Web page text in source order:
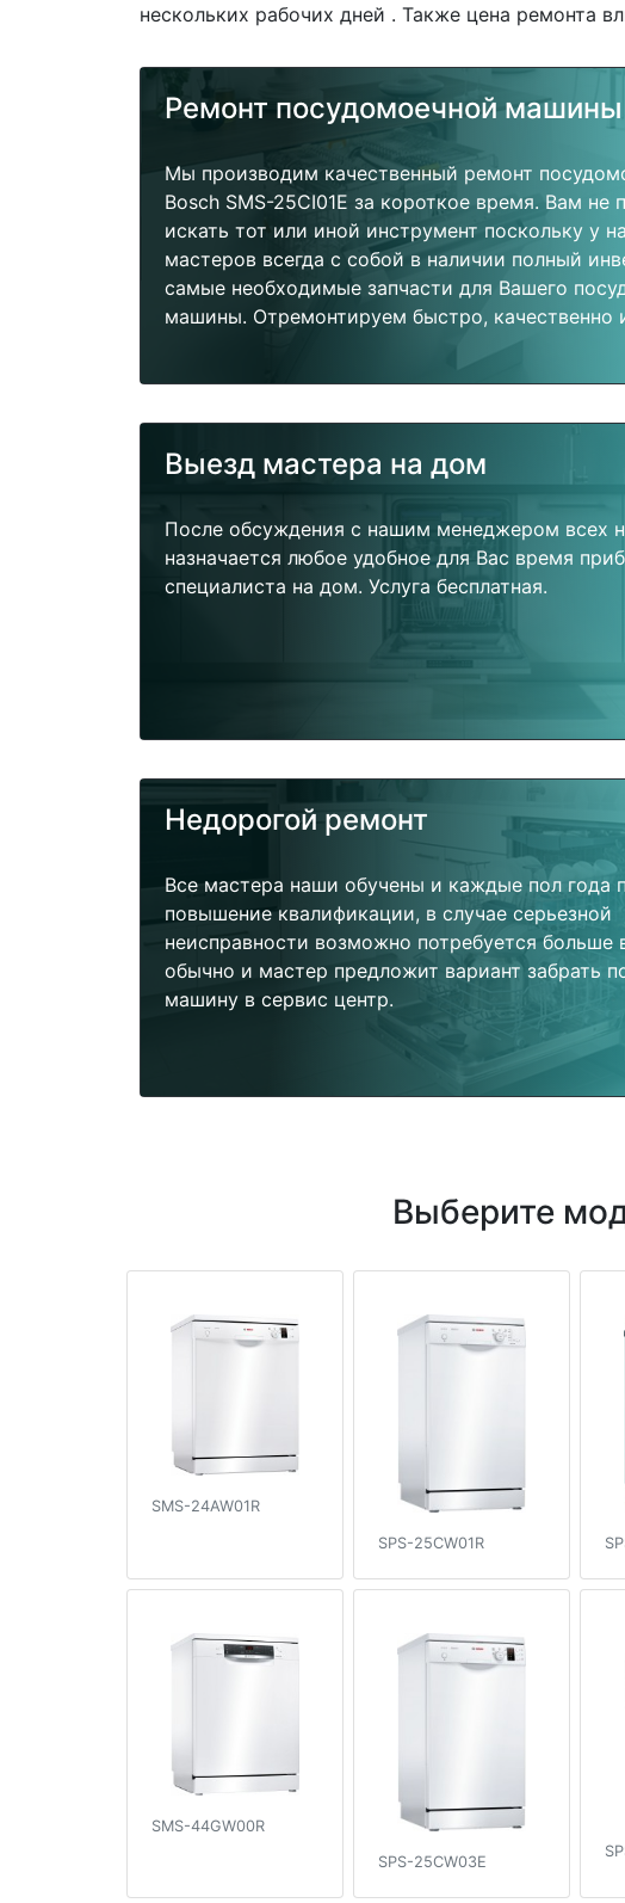
нескольких рабочих дней . Также цена ремонта
Ремонт посудомоечной машины
Мы производим качественный ремонт
Bosch SMS-25CI01E за короткое время. Вам не
искать тот или иной инструмент поскольку у
мастеров всегда с собой в наличии полный
самые необходимые запчасти для Вашего
машины. Отремонтируем быстро, качественно
Выезд мастера на дом
После обсуждения с нашим менеджером всех
назначается любое удобное для Вас время
специалиста на дом. Услуга бесплатная.
Недорогой ремонт
Все мастера наши обучены и каждые пол года
повышение квалификации, в случае серьезной
неисправности возможно потребуется больше
обычно и мастер предложит вариант забрать
машину в сервис центр.
Выберите
SMS-24AW01R
SPS-25CW01R
SMS-44GW00R
SPS-25CW03E